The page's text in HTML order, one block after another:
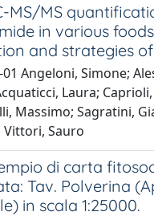
MS/MS
in various
and strategies
01 Angeloni, Simone;
Laura;
Massimo; Sagratini,
Vittori, Sauro
di carta
Tav. Polverina
in scala 1:25000.